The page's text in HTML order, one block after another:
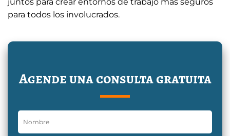
para todos los involucrados.
Agende una consulta gratuita